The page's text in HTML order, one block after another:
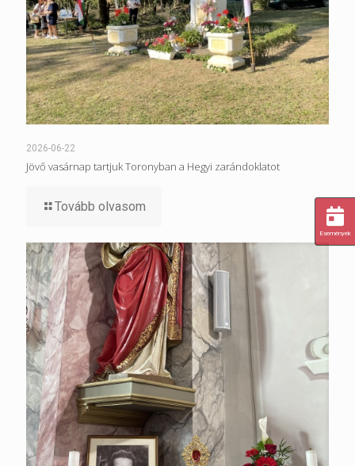
2026-06-22
Jövő vasárnap tartjuk Toronyban a Hegyi zarándoklatot
Tovább olvasom
Események